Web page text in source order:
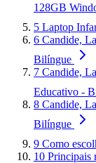
128GB
5 Laptop
6 Candide,
Bilíngue
7 Candide,
Educativo -
8 Candide,
Bilíngue
9 Como
10 Principais